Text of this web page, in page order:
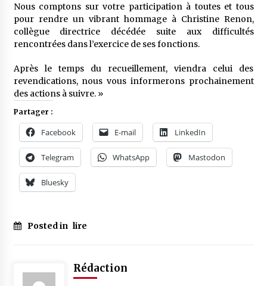
Nous comptons sur votre participation à toutes et tous
pour rendre un vibrant hommage à Christine Renon,
collègue directrice décédée suite aux difficultés
rencontrées dans l’exercice de ses fonctions.
Après le temps du recueillement, viendra celui des
revendications, nous vous informerons prochainement
des actions à suivre. »
Partager :
Facebook E-mail LinkedIn
Telegram WhatsApp Mastodon
Bluesky
Posted in lire
Rédaction